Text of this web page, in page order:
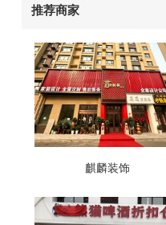
推荐商家
麒麟装饰